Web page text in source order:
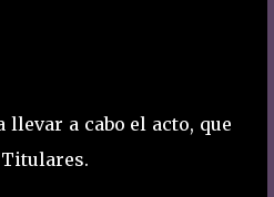
a cabo el acto, que
Titulares.